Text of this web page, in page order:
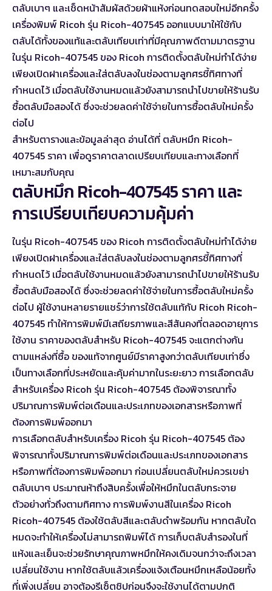
ตลับเบาๆ และเช็ดหน้าสัมผัสด้วยผ้าแห้งก่อนทดสอบใหม่อีกครั้ง
เครื่องพิมพ์ Ricoh รุ่น Ricoh-407545 ออกแบบมาให้ใช้กับ
ตลับได้ทั้งของแท้และตลับเทียบเท่าที่มีคุณภาพดีตามมาตรฐาน
ในรุ่น Ricoh-407545 ของ Ricoh การติดตั้งตลับใหม่ทำได้ง่าย
เพียงเปิดฝาเครื่องและใส่ตลับลงในช่องตามลูกศรชี้ทิศทางที่
กำหนดไว้ เมื่อตลับใช้งานหมดแล้วยังสามารถนำไปขายให้ร้านรับ
ซื้อตลับมือสองได้ ซึ่งจะช่วยลดค่าใช้จ่ายในการซื้อตลับใหม่ครั้ง
ต่อไป
สำหรับตารางและข้อมูลล่าสุด อ่านได้ที่ ตลับหมึก Ricoh-
407545 ราคา เพื่อดูราคาตลาดเปรียบเทียบและทางเลือกที่
เหมาะสมกับคุณ
ตลับหมึก Ricoh-407545 ราคา และ
การเปรียบเทียบความคุ้มค่า
ในรุ่น Ricoh-407545 ของ Ricoh การติดตั้งตลับใหม่ทำได้ง่าย
เพียงเปิดฝาเครื่องและใส่ตลับลงในช่องตามลูกศรชี้ทิศทางที่
กำหนดไว้ เมื่อตลับใช้งานหมดแล้วยังสามารถนำไปขายให้ร้านรับ
ซื้อตลับมือสองได้ ซึ่งจะช่วยลดค่าใช้จ่ายในการซื้อตลับใหม่ครั้ง
ต่อไป ผู้ใช้งานหลายรายแชร์ว่าการใช้ตลับแท้กับ Ricoh Ricoh-
407545 ทำให้การพิมพ์มีเสถียรภาพและสีสันคงที่ตลอดอายุการ
ใช้งาน ราคาของตลับสำหรับ Ricoh-407545 จะแตกต่างกัน
ตามแหล่งที่ซื้อ ของแท้จากศูนย์มีราคาสูงกว่าตลับเทียบเท่าซึ่ง
เป็นทางเลือกที่ประหยัดและคุ้มค่ามากในระยะยาว การเลือกตลับ
สำหรับเครื่อง Ricoh รุ่น Ricoh-407545 ต้องพิจารณาทั้ง
ปริมาณการพิมพ์ต่อเดือนและประเภทของเอกสารหรือภาพที่
ต้องการพิมพ์ออกมา
การเลือกตลับสำหรับเครื่อง Ricoh รุ่น Ricoh-407545 ต้อง
พิจารณาทั้งปริมาณการพิมพ์ต่อเดือนและประเภทของเอกสาร
หรือภาพที่ต้องการพิมพ์ออกมา ก่อนเปลี่ยนตลับใหม่ควรเขย่า
ตลับเบาๆ ประมาณห้าถึงสิบครั้งเพื่อให้หมึกในตลับกระจาย
ตัวอย่างทั่วถึงตามทิศทาง การพิมพ์งานสีในเครื่อง Ricoh
Ricoh-407545 ต้องใช้ตลับสีและตลับดำพร้อมกัน หากตลับใด
หมดจะทำให้เครื่องไม่สามารถพิมพ์ได้ การเก็บตลับสำรองในที่
แห้งและเย็นจะช่วยรักษาคุณภาพหมึกให้คงเดิมจนกว่าจะถึงเวลา
เปลี่ยนใช้งาน หากใช้ตลับแล้วเครื่องแจ้งเตือนหมึกเหลือน้อยทั้ง
ที่เพิ่งเปลี่ยน อาจต้องรีเซ็ตชิปก่อนจึงจะใช้งานได้ตามปกติ